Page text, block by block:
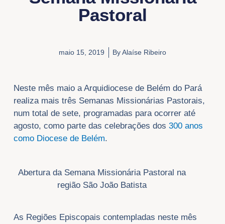
Pastoral
maio 15, 2019 ByAlaíse Ribeiro
Neste mês maio a Arquidiocese de Belém do Pará
realiza mais três Semanas Missionárias Pastorais,
num total de sete, programadas para ocorrer até
agosto, como parte das celebrações dos 300 anos
como Diocese de Belém.
Abertura da Semana Missionária Pastoral na
região São João Batista
As Regiões Episcopais contempladas neste mês